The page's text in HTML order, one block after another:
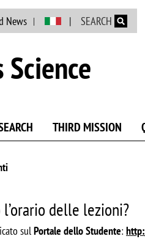
Skip to main content
News SEARCH
THIRD MISSION
delle lezioni?
sulPortale dello Studente: